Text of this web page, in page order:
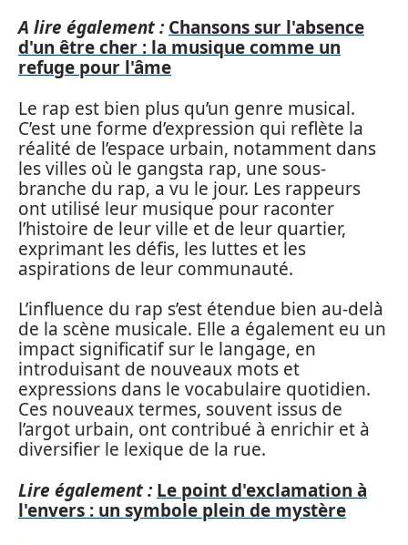
A lire également : Chansons sur l'absence
d'un être cher : la musique comme un
refuge pour l'âme
Le rap est bien plus qu’un genre musical.
C’est une forme d’expression qui reflète la
réalité de l’espace urbain, notamment dans
les villes où le gangsta rap, une sous-
branche du rap, a vu le jour. Les rappeurs
ont utilisé leur musique pour raconter
l’histoire de leur ville et de leur quartier,
exprimant les défis, les luttes et les
aspirations de leur communauté.
L’influence du rap s’est étendue bien au-delà
de la scène musicale. Elle a également eu un
impact significatif sur le langage, en
introduisant de nouveaux mots et
expressions dans le vocabulaire quotidien.
Ces nouveaux termes, souvent issus de
l’argot urbain, ont contribué à enrichir et à
diversifier le lexique de la rue.
Lire également : Le point d'exclamation à
l'envers : un symbole plein de mystère